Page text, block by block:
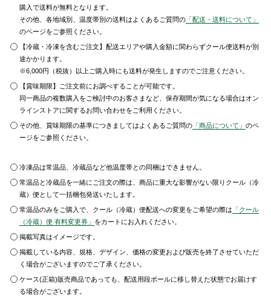
購入で送料が無料となります。
その他、各地域別、温度帯別の送料はよくあるご質問の 「配送・送料について」
のページをご参照ください。
【冷蔵・冷凍を含むご注文】配送エリアや購入金額に関わらずクール便送料が別
途かかります。
※6,000円（税抜）以上ご購入時にも送料が発生しますのでご注意ください。
【賞味期限】ご注文前にお調べすることが可能です。
同一商品の複数購入をご検討中のお客さまなど、保存期間が気になる場合はオン
ラインストアに関するお問い合わせをご利用ください。
その他、賞味期限の基準につきましてはよくあるご質問の 「商品について」のペ
ージをご参照ください。
冷凍品は常温品、冷蔵品など他温度帯との同梱はできません。
常温品と冷蔵品を一緒にご注文の際は、商品に重大な影響がない限りクール（冷
蔵）便として一括梱包発送いたします。
常温品のみをご購入で、クール（冷蔵）便配送への変更をご希望の際は 「クール
（冷蔵）便 有料変更券」 をカートにお入れください。
掲載写真はイメージです。
掲載している内容、規格、デザイン、価格の変更および販売を終了させていただ
く場合がございますのでご了承ください。
ケース(正箱)販売商品であっても、配送用段ボールに移し替えた状態でお届けす
る場合がございます。